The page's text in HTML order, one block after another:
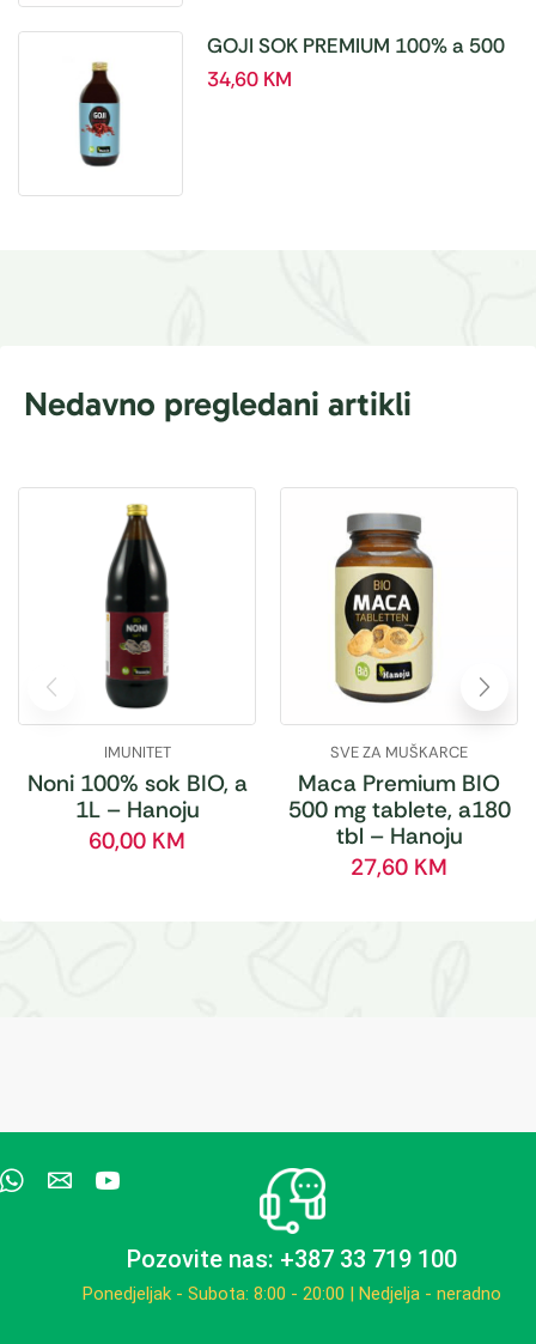
GOJI SOK PREMIUM 100% a 500
ml
34,60 KM
Nedavno pregledani artikli
IMUNITET
Noni 100% sok BIO, a
1L – Hanoju
60,00 KM
SVE ZA MUŠKARCE
Maca Premium BIO
500 mg tablete, a180
tbl – Hanoju
27,60 KM
Pozovite nas: +387 33 719 100
Ponedjeljak - Subota: 8:00 - 20:00 | Nedjelja - neradno